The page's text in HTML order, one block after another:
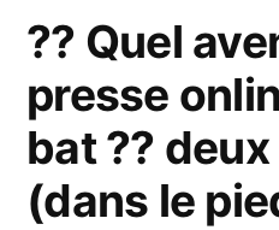
?? Quel
presse
bat ??
(dans le